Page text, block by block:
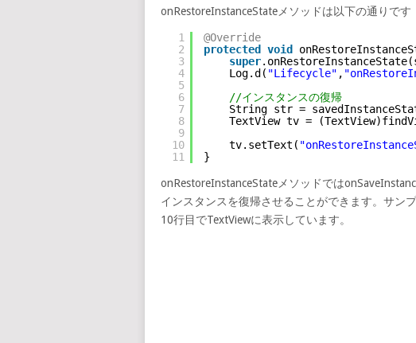
onRestoreInstanceStateメソッドは以下の通りです
1
2
3
4
5
6
7
8
9
10
11
@Override
protected
void
super
Log.d( "Lifecycle" ,
//インスタンスの復帰
String str =
TextView tv =
tv.setText(
}
onRestoreInstanceStateメソッドでは
インスタンスを復帰させることができます。サン
10行目でTextViewに表示しています。